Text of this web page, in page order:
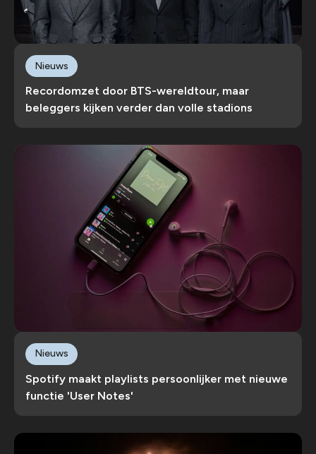
Recordomzet door BTS-wereldtour, maar
beleggers kijken verder dan volle stadions
Nieuws
Spotify maakt playlists persoonlijker met nieuwe
functie 'User Notes'
Nieuws